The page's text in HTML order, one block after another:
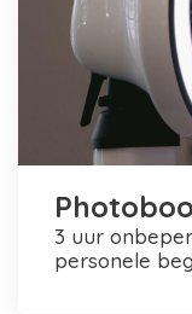
3 uur onbeperkt foto's maken en printen +
personele